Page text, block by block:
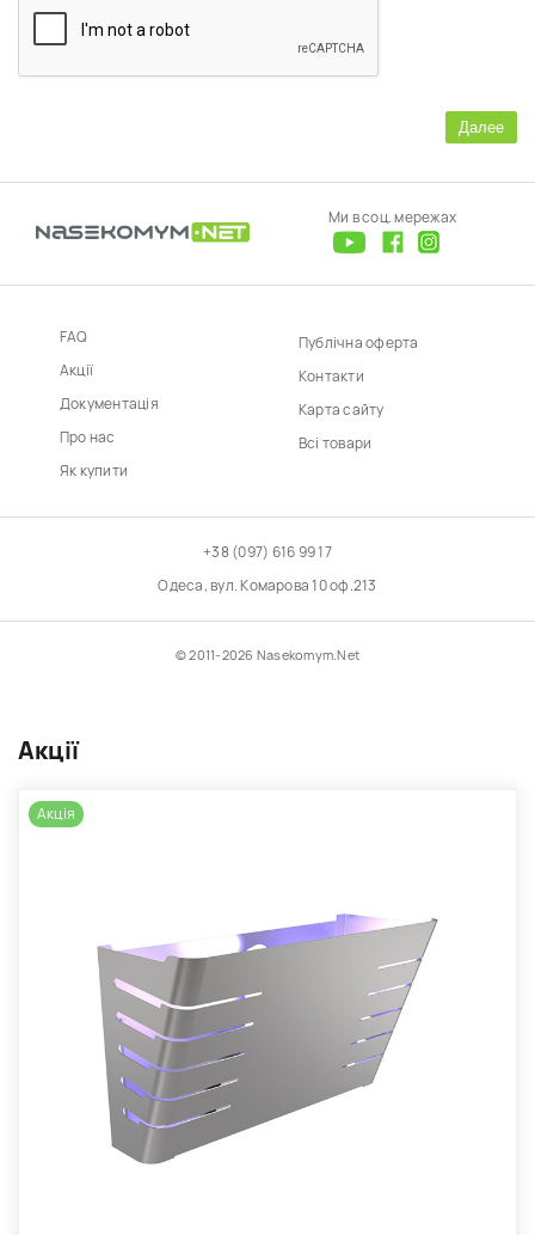
Акції
Акція
Далее
Ми в соц. мережах
FAQ
Акції
Документація
Про нас
Як купити
Публічна оферта
Контакти
Карта сайту
Всі товари
+38 (097) 616 99 17
Одеса, вул. Комарова 10 оф.213
© 2011-2026 Nasekomym.Net